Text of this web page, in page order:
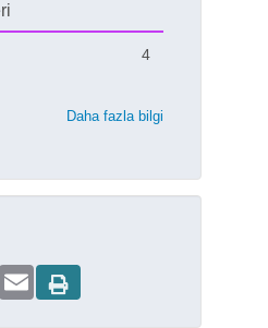
4
Daha fazla bilgi
Email